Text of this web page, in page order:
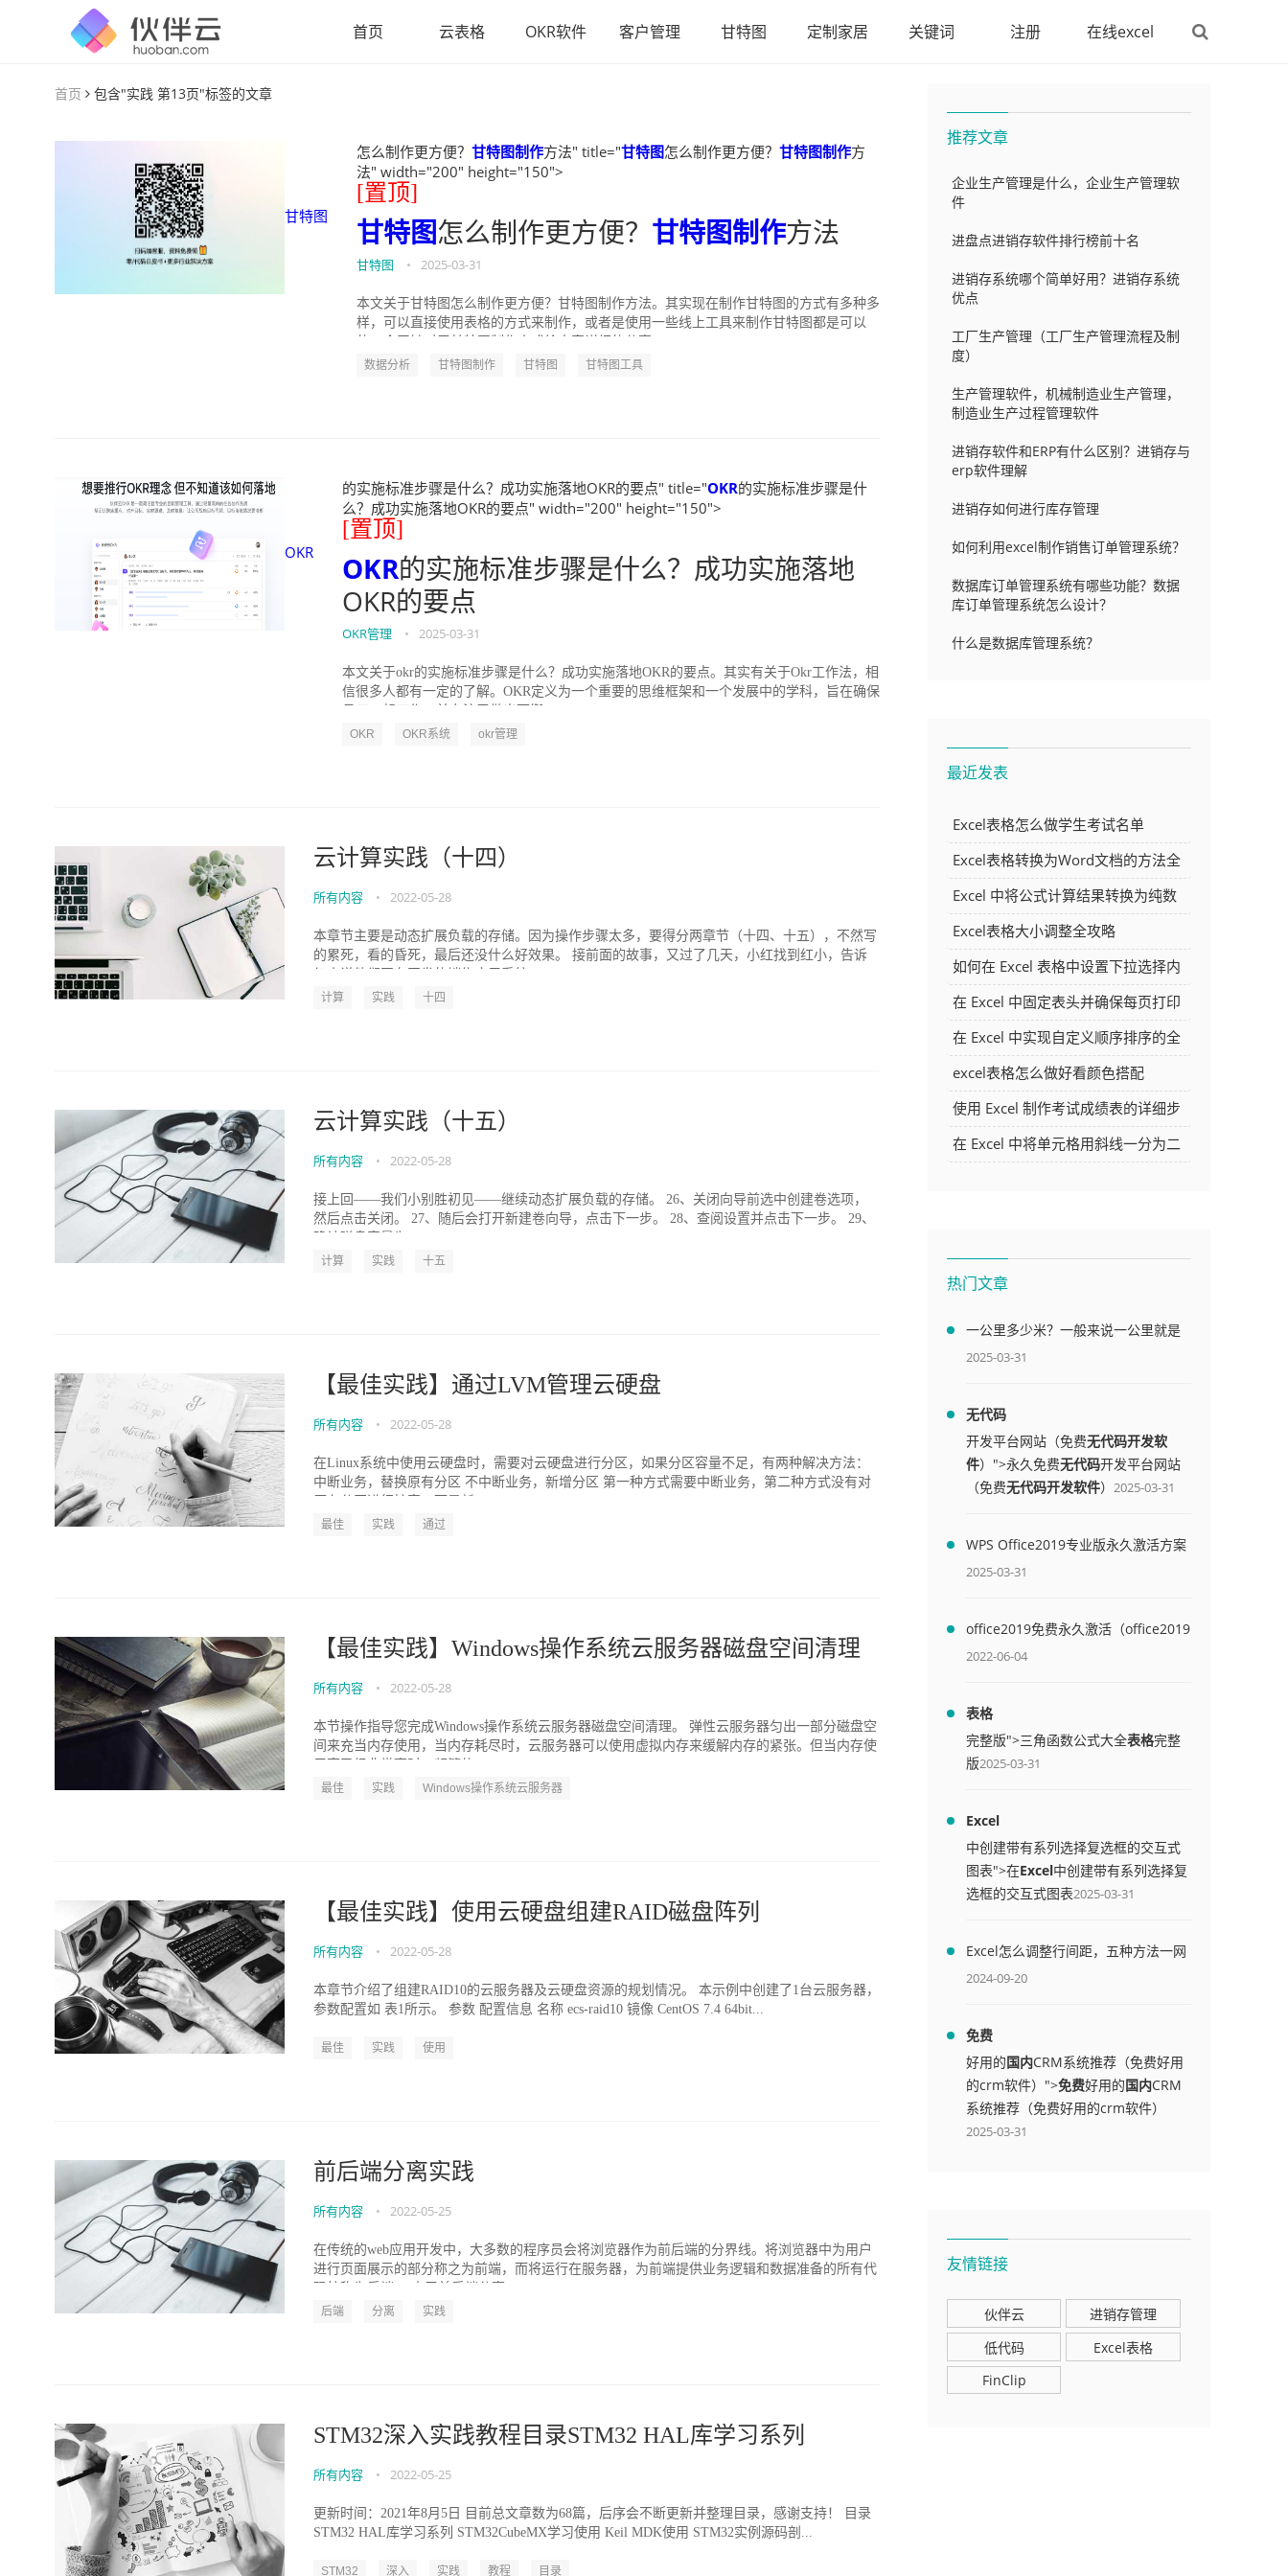
首页 云表格 OKR软件 客户管理 甘特图 定制家居 关键词 注册 在线excel
首页 包含"实践 第13页"标签的文章
甘特图
怎么制作更方便？ 甘特图制作方法" title="甘特图怎么制作更方便？ 甘特图制作方
法" width="200" height="150">
[置顶]
甘特图怎么制作更方便？ 甘特图制作方法
甘特图 • 2025-03-31
本文关于甘特图怎么制作更方便？甘特图制作方法。其实现在制作甘特图的方式有多种多
样，可以直接使用表格的方式来制作，或者是使用一些线上工具来制作甘特图都是可以
数据分析 甘特图制作 甘特图 甘特图工具
OKR
的实施标准步骤是什么？成功实施落地OKR的要点" title="OKR的实施标准步骤是什
么？成功实施落地OKR的要点" width="200" height="150">
[置顶]
OKR的实施标准步骤是什么？成功实施落地
OKR的要点
OKR管理 • 2025-03-31
本文关于okr的实施标准步骤是什么？成功实施落地OKR的要点。其实有关于Okr工作法，相
信很多人都有一定的了解。OKR定义为一个重要的思维框架和一个发展中的学科，旨在确保
OKR OKR系统 okr管理
云计算实践（十四）
所有内容 • 2022-05-28
本章节主要是动态扩展负载的存储。因为操作步骤太多，要得分两章节（十四、十五），不然写
的累死，看的昏死，最后还没什么好效果。 接前面的故事，又过了几天，小红找到红小，告诉
计算 实践 十四
云计算实践（十五）
所有内容 • 2022-05-28
接上回——我们小别胜初见——继续动态扩展负载的存储。 26、关闭向导前选中创建卷选项，
然后点击关闭。 27、随后会打开新建卷向导，点击下一步。 28、查阅设置并点击下一步。 29、
计算 实践 十五
【最佳实践】通过LVM管理云硬盘
所有内容 • 2022-05-28
在Linux系统中使用云硬盘时，需要对云硬盘进行分区，如果分区容量不足，有两种解决方法：
中断业务，替换原有分区 不中断业务，新增分区 第一种方式需要中断业务，第二种方式没有对
最佳 实践 通过
【最佳实践】Windows操作系统云服务器磁盘空间清理
所有内容 • 2022-05-28
本节操作指导您完成Windows操作系统云服务器磁盘空间清理。 弹性云服务器匀出一部分磁盘空
间来充当内存使用，当内存耗尽时，云服务器可以使用虚拟内存来缓解内存的紧张。但当内存使
最佳 实践 Windows操作系统云服务器
【最佳实践】使用云硬盘组建RAID磁盘阵列
所有内容 • 2022-05-28
本章节介绍了组建RAID10的云服务器及云硬盘资源的规划情况。 本示例中创建了1台云服务器，
参数配置如 表1所示。 参数 配置信息 名称 ecs-raid10 镜像 CentOS 7.4 64bit...
最佳 实践 使用
前后端分离实践
所有内容 • 2022-05-25
在传统的web应用开发中，大多数的程序员会将浏览器作为前后端的分界线。将浏览器中为用户
进行页面展示的部分称之为前端，而将运行在服务器，为前端提供业务逻辑和数据准备的所有代
后端 分离 实践
STM32深入实践教程目录STM32 HAL库学习系列
所有内容 • 2022-05-25
更新时间：2021年8月5日 目前总文章数为68篇，后序会不断更新并整理目录，感谢支持！ 目录
STM32 HAL库学习系列 STM32CubeMX学习使用 Keil MDK使用 STM32实例源码剖...
STM32 深入 实践 教程 目录
推荐文章
企业生产管理是什么，企业生产管理软
件
进盘点进销存软件排行榜前十名
进销存系统哪个简单好用？进销存系统
优点
工厂生产管理（工厂生产管理流程及制
度）
生产管理软件，机械制造业生产管理，
制造业生产过程管理软件
进销存软件和ERP有什么区别？进销存与
erp软件理解
进销存如何进行库存管理
如何利用excel制作销售订单管理系统？
数据库订单管理系统有哪些功能？数据
库订单管理系统怎么设计？
什么是数据库管理系统？
最近发表
Excel表格怎么做学生考试名单
Excel表格转换为Word文档的方法全
解析
Excel 中将公式计算结果转换为纯数
字的多种方法
Excel表格大小调整全攻略
如何在 Excel 表格中设置下拉选择内
容
在 Excel 中固定表头并确保每页打印
时都显示表头的方法详解
在 Excel 中实现自定义顺序排序的全
面指南
excel表格怎么做好看颜色搭配
使用 Excel 制作考试成绩表的详细步
骤及技巧
在 Excel 中将单元格用斜线一分为二
热门文章
一公里多少米？一般来说一公里就是
1000米
2025-03-31
无代码
开发平台网站（免费无代码开发软
件）">永久免费无代码开发平台网站
（免费无代码开发软件） 2025-03-31
WPS Office2019专业版永久激活方案
(附终身授权序列号)
2025-03-31
office2019免费永久激活（office2019
免费永久激活码）
2022-06-04
表格
完整版">三角函数公式大全表格完整
版2025-03-31
Excel
中创建带有系列选择复选框的交互式
图表">在Excel中创建带有系列选择复
选框的交互式图表2025-03-31
Excel怎么调整行间距，五种方法一网
打尽
2024-09-20
免费
好用的国内CRM系统推荐（免费好用
的crm软件）">免费好用的国内CRM
系统推荐（免费好用的crm软件）
2025-03-31
友情链接
伙伴云
进销存管理
低代码
Excel表格
FinClip